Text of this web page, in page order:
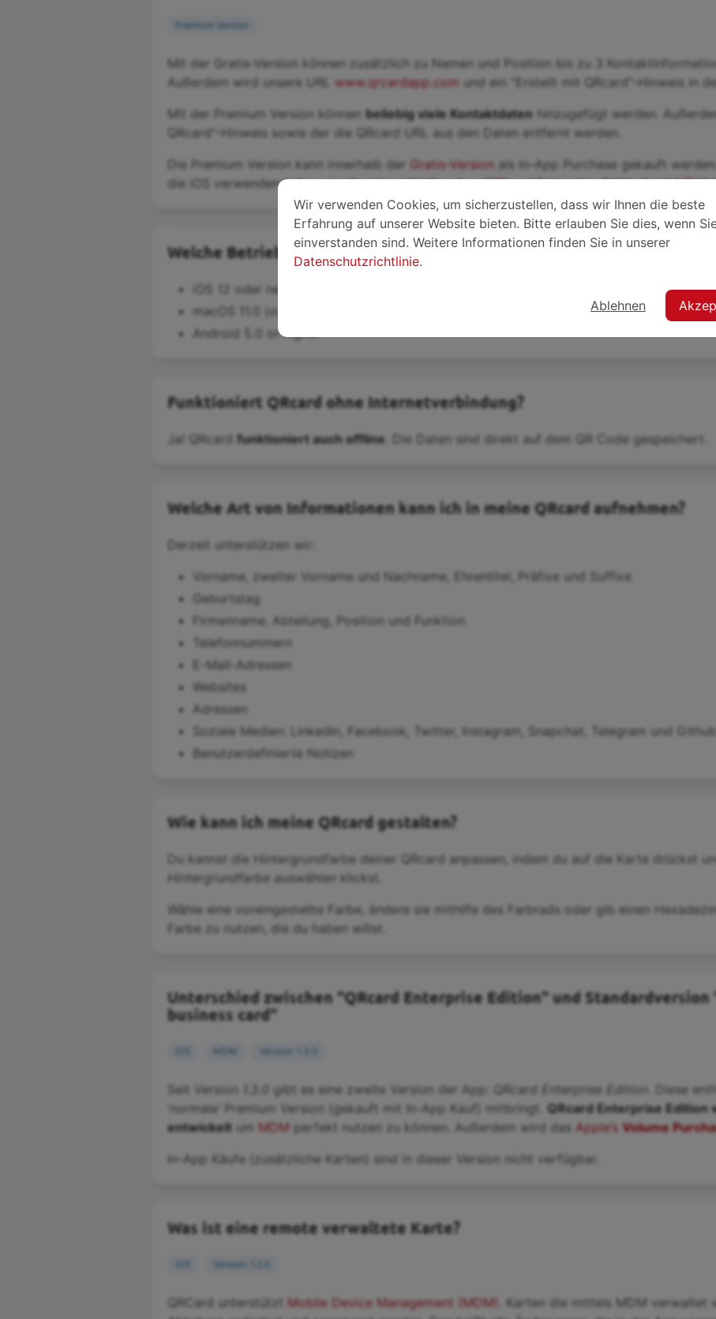
Wir verwenden Cookies, um sicherzustellen, dass wir Ihnen die beste
Erfahrung auf unserer Website bieten. Bitte erlauben Sie dies, wenn
einverstanden sind. Weitere Informationen finden Sie in unserer
Datenschutzrichtlinie.
Ablehnen
Premium Version
Mit der Gratis-Version können zusätzlich zu Namen und Position bis zu 3
Außerdem wird unsere URL www.qrcardapp.com und ein “Erstellt mit QRcard”-Hinweis in
Mit der Premium Version können beliebig viele Kontaktdaten hinzugefügt werden.
QRcard”-Hinweis sowie der die QRcard URL aus den Daten entfernt werden.
Die Premium Version kann innerhalb der
Gratis-Version als In-App Purchase gekauft
die iOS verwenden haben wir die eigenständige App ”QRcard Enterprise Edition” mitMDM-
Welche Betriebssysteme sind kompatibel mit QRcard?
iOS 12 oder neuer
macOS 11.0 (oder neuer) mit Apple M1 chip
Android 5.0 or higher
Funktioniert QRcard ohne Internetverbindung?
Ja! QRcard funktioniert auch offline . Die Daten sind direkt auf dem QR Code gespeichert.
Welche Art von Informationen kann ich in meine QRcard aufnehmen?
Derzeit unterstützen wir:
Vorname, zweiter Vorname und Nachname, Ehrentitel, Präfixe und Suffixe
Geburtstag
Firmenname, Abteilung, Position und Funktion
Telefonnummern
E-Mail-Adressen
Websites
Adressen
Soziale Medien: LinkedIn, Facebook, Twitter, Instagram, Snapchat, Telegram und Github
Benutzerdefinierte Notizen
Wie kann ich meine QRcard gestalten?
Du kannst die Hintergrundfarbe deiner QRcard anpassen, indem du auf die Karte drückst
Hintergrundfarbe auswählen klickst.
Wähle eine voreingestellte Farbe, ändere sie mithilfe des Farbrads oder gib einen
Farbe zu nutzen, die du haben willst.
Unterschied zwischen "QRcard Enterprise Edition" und Standardversion
business card"
MDM Version: 1.3.0
Seit Version gibt es eine zweite Version der App: QRcard Enterprise Edition . Diese
‘normale’ Premium Version (gekauft mit In-App Kauf) mitbringt. QRcard Enterprise
entwickelt um MDM perfekt nutzen zu können. Außerdem wird das Apple’s Volume
In-App Käufe (zusätzliche Karten) sind in dieser Version nicht verfügbar.
Was ist eine remote verwaltete Karte?
Version: 1.2.0
QRCard unterstützt Mobile Device Management (MDM)
. Karten die mittels MDM verwaltet